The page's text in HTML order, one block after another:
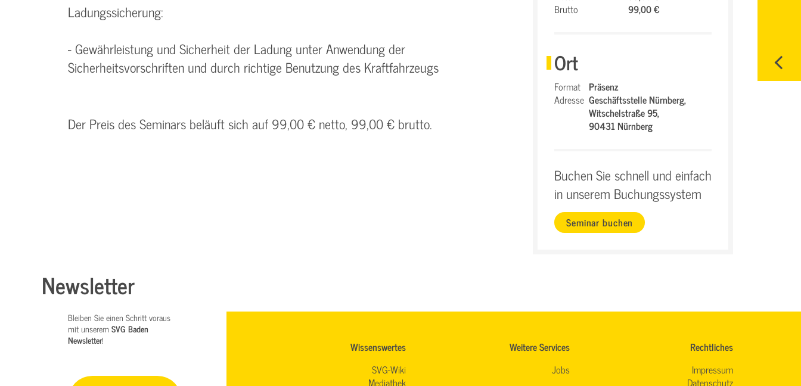
Ladungssicherung:
- Gewährleistung und Sicherheit der Ladung unter Anwendung der
Sicherheitsvorschriften und durch richtige Benutzung des Kraftfahrzeugs
Der Preis des Seminars beläuft sich auf 99,00 € netto, 99,00 € brutto.
Brutto
99,00 €
Ort
Format Präsenz
Adresse Geschäftsstelle Nürnberg,
Witschelstraße 95,
90431 Nürnberg
Buchen Sie schnell und einfach
in unserem Buchungssystem
Seminar buchen
Newsletter
Bleiben Sie einen Schritt voraus
mit unserem SVG Baden
Newsletter!
Wissenswertes
SVG-Wiki
Mediathek
Weitere Services
Jobs
Rechtliches
Impressum
Datenschutz